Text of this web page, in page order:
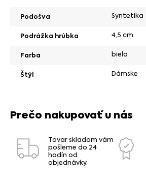
Podošva Syntetika
Podrážka hrúbka 4,5 cm
Farba biela
Štýl Dámske
Prečo nakupovať u nás
Tovar skladom vám
pošleme do 24
hodín od
objednávky.